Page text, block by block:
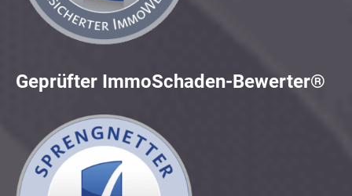
Geprüfter ImmoSchaden-Bewerter®